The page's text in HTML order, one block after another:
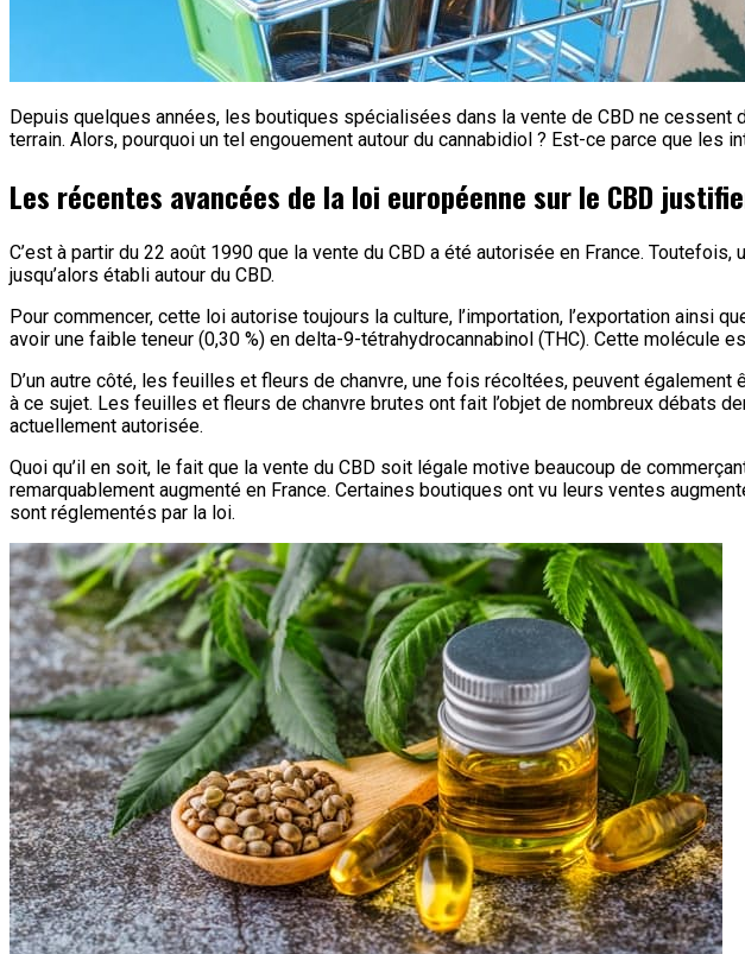
Depuis quelques années, les boutiques spécialisées dans la vente de CBD ne
terrain. Alors, pourquoi un tel engouement autour du cannabidiol ? Est-ce parce que
Les récentes avancées de la loi européenne sur le CBD
C’est à partir du 22 août 1990 que la vente du CBD a été autorisée en France. Toutefois,
jusqu’alors établi autour du CBD.
Pour commencer, cette loi autorise toujours la culture, l’importation, l’exportation ainsi
avoir une faible teneur (0,30 %) en delta-9-tétrahydrocannabinol (THC). Cette
D’un autre côté, les feuilles et fleurs de chanvre, une fois récoltées, peuvent
à ce sujet. Les feuilles et fleurs de chanvre brutes ont fait l’objet de nombreux débats
actuellement autorisée.
Quoi qu’il en soit, le fait que la vente du CBD soit légale motive beaucoup de
remarquablement augmenté en France. Certaines boutiques ont vu leurs ventes
sont réglementés par la loi.